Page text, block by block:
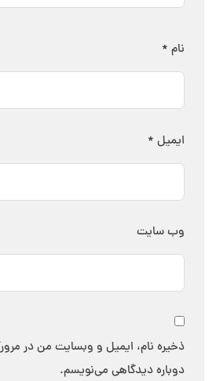
نام *
ایمیل *
وب‌ سایت
ذخیره نام، ایمیل و وبسایت من در
دوباره دیدگاهی می‌نویسم.